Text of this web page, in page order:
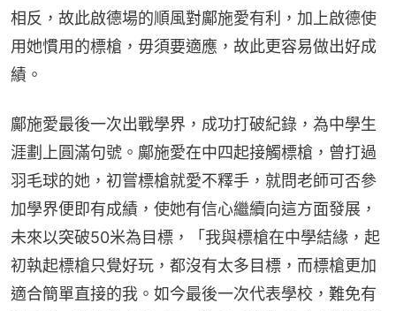
相反，故此啟德場的順風對鄺施愛有利，加上啟德使
用她慣用的標槍，毋須要適應，故此更容易做出好成
績。
鄺施愛最後一次出戰學界，成功打破紀錄，為中學生
涯劃上圓滿句號。鄺施愛在中四起接觸標槍，曾打過
羽毛球的她，初嘗標槍就愛不釋手，就問老師可否參
加學界便即有成績，使她有信心繼續向這方面發展，
未來以突破50米為目標，「我與標槍在中學結緣，起
初執起標槍只覺好玩，都沒有太多目標，而標槍更加
適合簡單直接的我。如今最後一次代表學校，難免有